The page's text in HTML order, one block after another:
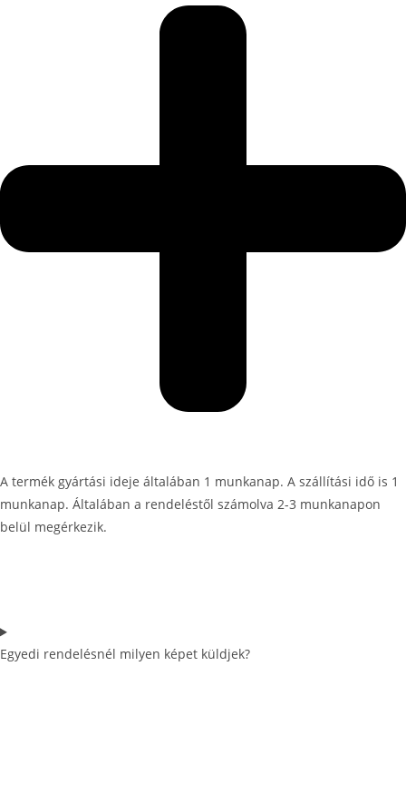
A termék gyártási ideje általában 1 munkanap. A szállítási idő is 1
munkanap. Általában a rendeléstől számolva 2-3 munkanapon
belül megérkezik.
Egyedi rendelésnél milyen képet küldjek?